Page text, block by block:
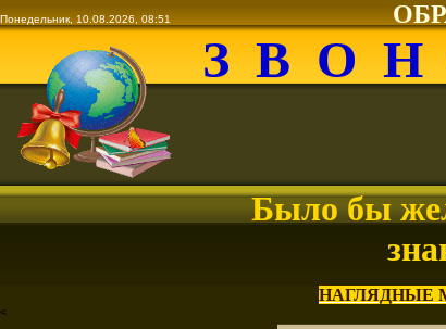
Понедельник, 10.08.2026, 08:51
З В О
Было бы
НАГЛЯДНЫЕ
<